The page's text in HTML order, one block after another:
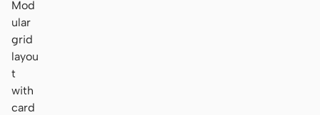
Mod
ular
grid
layou
t
with
card